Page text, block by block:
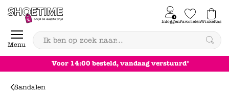
Skip to content
Menu
InloggenFavorietenWinkeltas
0
Achteraf betalen
Sandalen